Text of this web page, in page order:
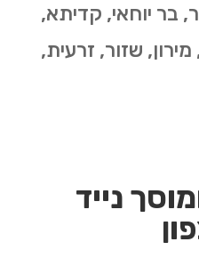
בר יוחאי, קדיתא,
שזור, זרעית,
נייד